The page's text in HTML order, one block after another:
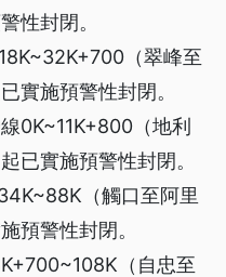
性封閉。
（翠峰至
實施預警性封閉。
0K~11K+800（地利
已實施預警性封閉。
（觸口至阿里
預警性封閉。
（自忠至